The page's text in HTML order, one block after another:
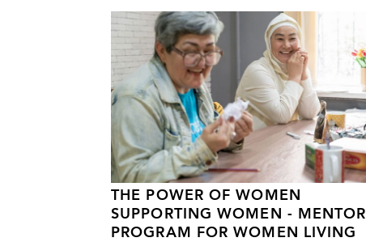
THE POWER OF WOMEN
SUPPORTING WOMEN - MENTOR
PROGRAM FOR WOMEN LIVING